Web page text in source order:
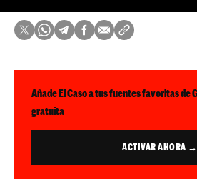
Añade El Caso a tus fuentes favoritas de
gratuita
ACTIVAR AHORA →